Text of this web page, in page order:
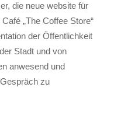
die neue website für
„The Coffee Store“
der Öffentlichkeit
Stadt und von
anwesend und
zu